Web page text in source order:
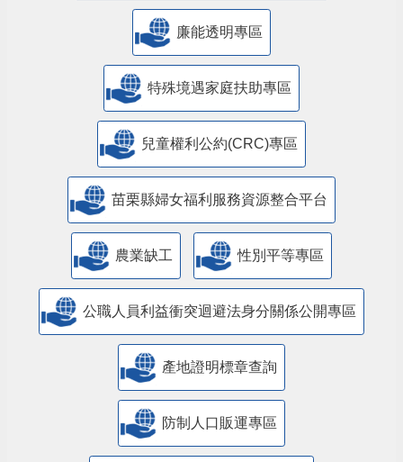
廉能透明專區
特殊境遇家庭扶助專區
兒童權利公約(CRC)專區
苗栗縣婦女福利服務資源整合平台
農業缺工 性別平等專區
公職人員利益衝突迴避法身分關係公開專區
產地證明標章查詢
防制人口販運專區